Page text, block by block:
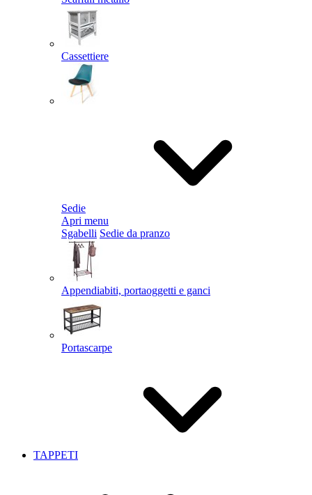
Cassettiere
Sedie
Apri menu
Sgabelli Sedie da pranzo
Appendiabiti, portaoggetti e ganci
Portascarpe
TAPPETI